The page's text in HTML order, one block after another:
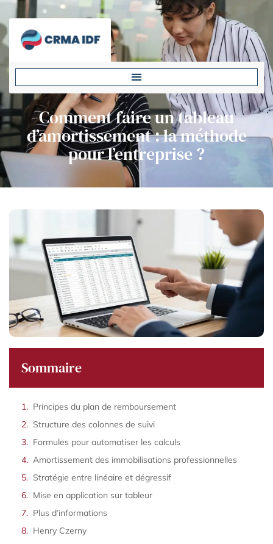
Comment faire un tableau
d’amortissement : la méthode
pour l’entreprise ?
Sommaire
Principes du plan de remboursement
Structure des colonnes de suivi
Formules pour automatiser les calculs
Amortissement des immobilisations professionnelles
Stratégie entre linéaire et dégressif
Mise en application sur tableur
Plus d’informations
Henry Czerny